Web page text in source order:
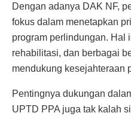
Dengan adanya DAK NF,
fokus dalam menetapkan
program perlindungan. Hal
rehabilitasi, dan berbagai
mendukung kesejahteraan
Pentingnya dukungan
UPTD PPA juga tak kalah